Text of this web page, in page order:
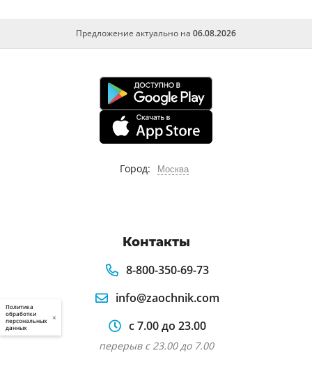
Предложение актуально на 06.08.2026
Город: Москва
Контакты
8-800-350-69-73
info@zaochnik.com
с 7.00 до 23.00
перерыв с 23.00 до 7.00
Политика
обработки
персональных
данных
×